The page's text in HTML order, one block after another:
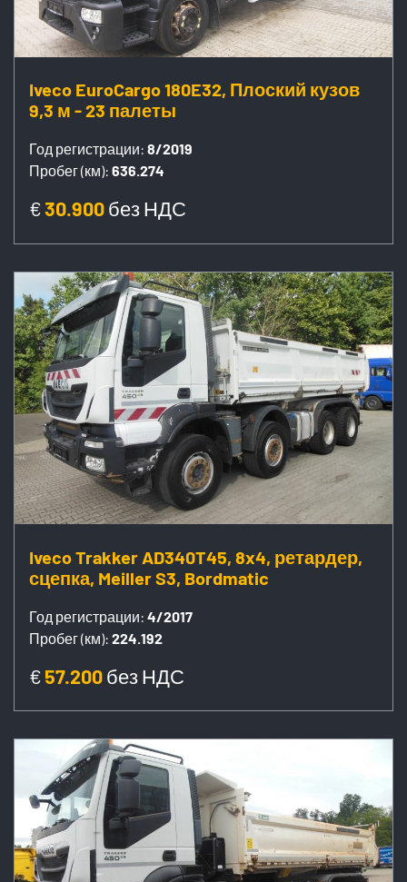
Iveco EuroCargo 180E32, Плоский кузов
9,3 м - 23 палеты
Год регистрации: 8/2019
Пробег (км): 636.274
€30.900без НДС
Iveco Trakker AD340T45, 8x4, ретардер,
сцепка, Meiller S3, Bordmatic
Год регистрации: 4/2017
Пробег (км): 224.192
€57.200без НДС